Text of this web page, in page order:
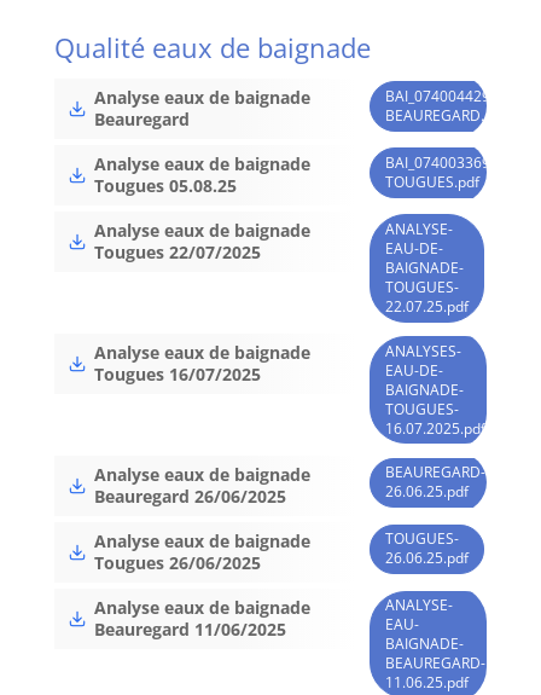
Qualité eaux de baignade
Analyse eaux de baignade
Beauregard
BEAUREGARD.pdf
Analyse eaux de baignade
Tougues 05.08.25
TOUGUES.pdf
Analyse eaux de baignade
Tougues 22/07/2025
ANALYSE-
EAU-DE-
BAIGNADE-
TOUGUES-
22.07.25.pdf
Analyse eaux de baignade
Tougues 16/07/2025
ANALYSES-
EAU-DE-
BAIGNADE-
TOUGUES-
16.07.2025.pdf
Analyse eaux de baignade
Beauregard 26/06/2025
BEAUREGARD-
26.06.25.pdf
Analyse eaux de baignade
Tougues 26/06/2025
TOUGUES-
26.06.25.pdf
Analyse eaux de baignade
Beauregard 11/06/2025
ANALYSE-
EAU-
BAIGNADE-
BEAUREGARD-
11.06.25.pdf